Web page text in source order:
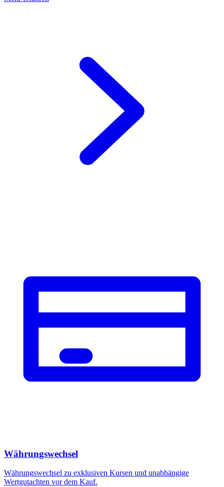
Währungswechsel
Währungswechsel zu exklusiven Kursen und unabhängige
Wertgutachten vor dem Kauf.